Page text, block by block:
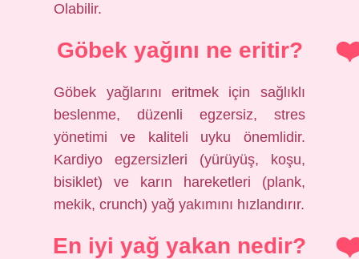
Olabilir.
Göbek yağını ne eritir?
Göbek yağlarını eritmek için sağlıklı
beslenme, düzenli egzersiz, stres
yönetimi ve kaliteli uyku önemlidir.
Kardiyo egzersizleri (yürüyüş, koşu,
bisiklet) ve karın hareketleri (plank,
mekik, crunch) yağ yakımını hızlandırır.
En iyi yağ yakan nedir?